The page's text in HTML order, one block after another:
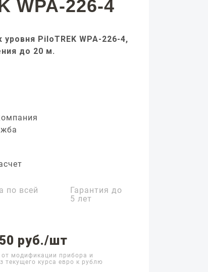
WPA-226-4
PiloTREK WPA-226-4,
до 20 м.
по всей
Гарантия до
5 лет
руб./шт
от модификации прибора и
текущего курса евро к рублю